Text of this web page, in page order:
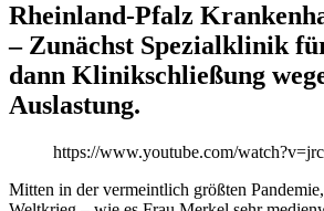
Rheinland-Pfalz
– Zunächst Spezialklinik
dann Klinikschließung
Auslastung.
https://www.youtube.com/
Mitten in der vermeintlich größten